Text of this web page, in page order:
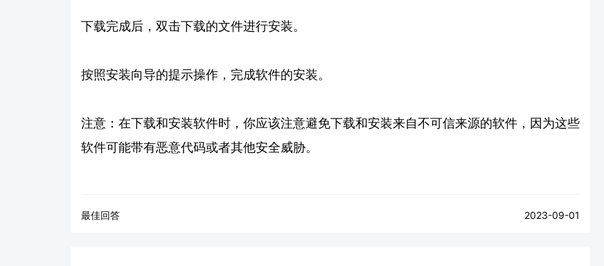
下载完成后，双击下载的文件进行安装。
按照安装向导的提示操作，完成软件的安装。
注意：在下载和安装软件时，你应该注意避免下载和安装来自不可信来源的软件，因为这些
软件可能带有恶意代码或者其他安全威胁。
最佳回答 2023-09-01